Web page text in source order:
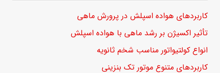
کاربردهای هواده اسپلش در پرورش ماهی
تأثیر اکسیژن بر رشد ماهی با هواده اسپلش
انواع کولتیواتور مناسب شخم ثانویه
کاربردهای متنوع موتور تک بنزینی